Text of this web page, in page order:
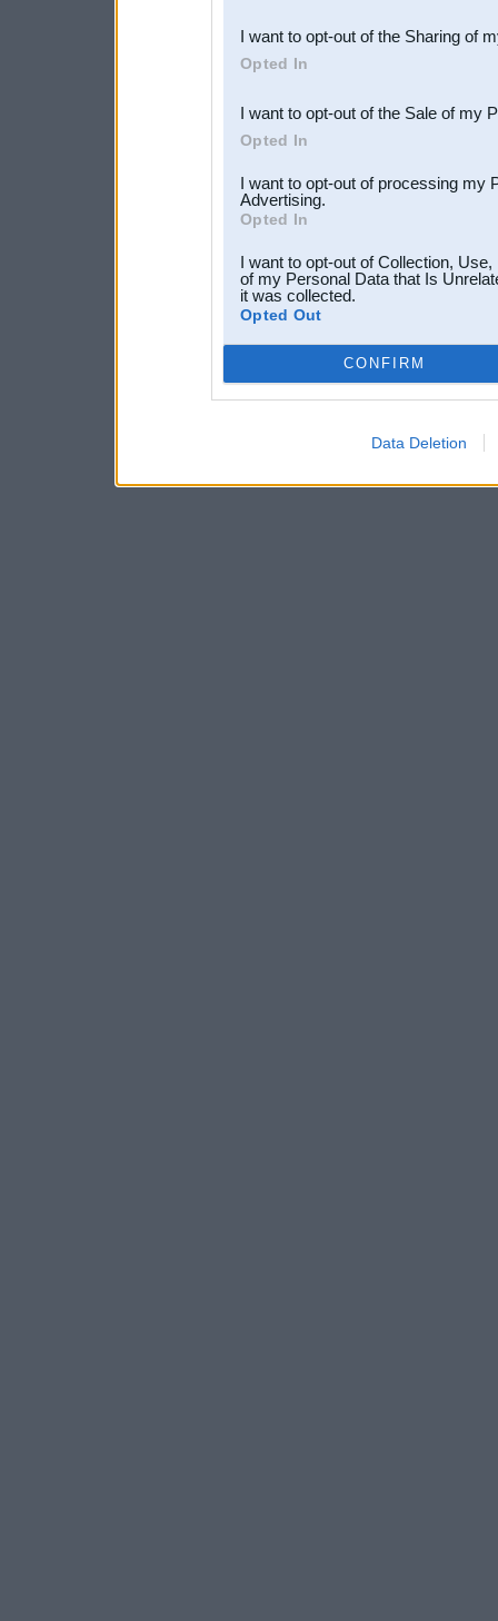
Downstream Participants
third parties.
I want to opt-out of the Sharing of
Opted In
I want to opt-out of the Sale of my
Opted In
I want to opt-out of processing my
Advertising.
Opted In
I want to opt-out of Collection,
of my Personal Data that Is
it was collected.
Opted Out
CONFIRM
Data Deletion